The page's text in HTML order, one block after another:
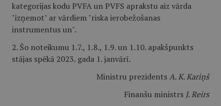
kategorijas kodu PVFA un PVFS aprakstu aiz vārda
"izņemot" ar vārdiem "riska ierobežošanas
instrumentus un".
2. Šo noteikumu 1.7., 1.8., 1.9. un 1.10. apakšpunkts
stājas spēkā 2023. gada 1. janvārī.
Ministru prezidentsA. K. Kariņš
Finanšu ministrs J. Reirs